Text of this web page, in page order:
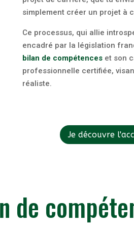
simplement créer un projet à
Ce processus, qui allie
encadré par la législation
bilan de compétences et son
professionnelle certifiée,
réaliste.
Je découvre
de